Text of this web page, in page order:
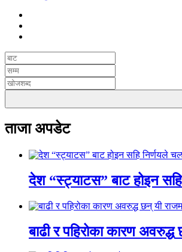
ताजा अपडेट
देश “स्ट्याटस” बाट होइन
बाढी र पहिरोका कारण अवरुद्ध